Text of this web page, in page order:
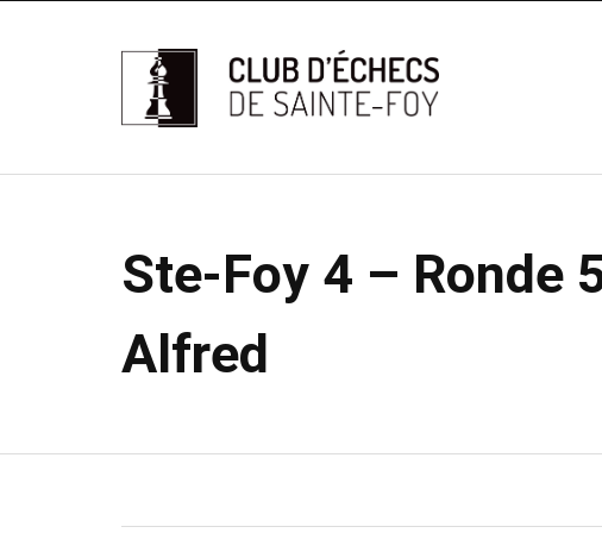
Ste-Foy 4 – Ronde
Alfred